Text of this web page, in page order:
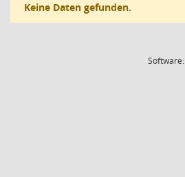
Keine Daten gefunden.
Software: